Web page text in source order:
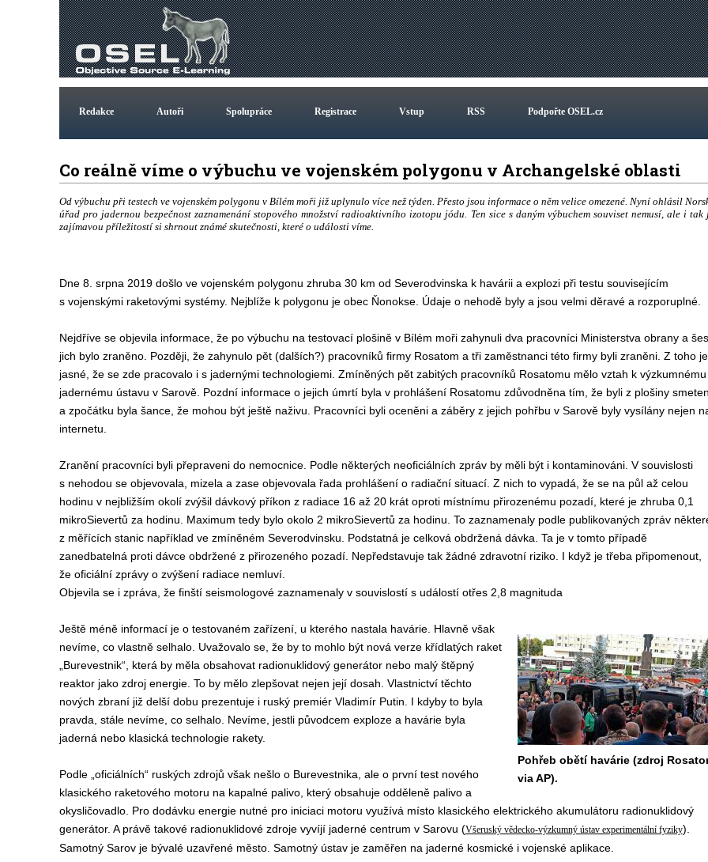
Redakce Autoři Spolupráce Registrace Vstup RSS Podpořte OSEL.cz
Co reálně víme o výbuchu ve vojenském polygonu v Archangelské oblasti
Od výbuchu při testech ve vojenském polygonu v Bílém moři již uplynulo více než týden. Přesto jsou informace o něm velice omezené. Nyní ohlásil
úřad pro jadernou bezpečnost zaznamenání stopového množství radioaktivního izotopu jódu. Ten sice s daným výbuchem souviset nemusí, ale i tak
zajímavou příležitostí si shrnout známé skutečnosti, které o události víme.
Dne 8. srpna 2019 došlo ve vojenském polygonu zhruba 30 km od Severodvinska k havárii a explozi při testu souvisejícím
s vojenskými raketovými systémy. Nejblíže k polygonu je obec Ňonokse. Údaje o nehodě byly a jsou velmi děravé a rozporuplné.
Nejdříve se objevila informace, že po výbuchu na testovací plošině v Bílém moři zahynuli dva pracovníci Ministerstva obrany a
jich bylo zraněno. Později, že zahynulo pět (dalších?) pracovníků firmy Rosatom a tři zaměstnanci této firmy byli zraněni. Z toho je
jasné, že se zde pracovalo i s jadernými technologiemi. Zmíněných pět zabitých pracovníků Rosatomu mělo vztah k výzkumnému
jadernému ústavu v Sarově. Pozdní informace o jejich úmrtí byla v prohlášení Rosatomu zdůvodněna tím, že byli z plošiny
a zpočátku byla šance, že mohou být ještě naživu. Pracovníci byli oceněni a záběry z jejich pohřbu v Sarově byly vysílány nejen
internetu.
Zranění pracovníci byli přepraveni do nemocnice. Podle některých neoficiálních zpráv by měli být i kontaminováni. V souvislosti
s nehodou se objevovala, mizela a zase objevovala řada prohlášení o radiační situací. Z nich to vypadá, že se na půl až celou
hodinu v nejbližším okolí zvýšil dávkový příkon z radiace 16 až 20 krát oproti místnímu přirozenému pozadí, které je zhruba 0,1
mikroSievertů za hodinu. Maximum tedy bylo okolo 2 mikroSievertů za hodinu. To zaznamenaly podle publikovaných zpráv
z měřících stanic například ve zmíněném Severodvinsku. Podstatná je celková obdržená dávka. Ta je v tomto případě
zanedbatelná proti dávce obdržené z přirozeného pozadí. Nepředstavuje tak žádné zdravotní riziko. I když je třeba připomenout,
že oficiální zprávy o zvýšení radiace nemluví.
Objevila se i zpráva, že finští seismologové zaznamenaly v souvislostí s událostí otřes 2,8 magnituda
Pohřeb obětí havárie (zdroj
via AP).
Ještě méně informací je o testovaném zařízení, u kterého nastala havárie. Hlavně však
nevíme, co vlastně selhalo. Uvažovalo se, že by to mohlo být nová verze křídlatých raket
„Burevestnik“, která by měla obsahovat radionuklidový generátor nebo malý štěpný
reaktor jako zdroj energie. To by mělo zlepšovat nejen její dosah. Vlastnictví těchto
nových zbraní již delší dobu prezentuje i ruský premiér Vladimír Putin. I kdyby to byla
pravda, stále nevíme, co selhalo. Nevíme, jestli původcem exploze a havárie byla
jaderná nebo klasická technologie rakety.
Podle „oficiálních“ ruských zdrojů však nešlo o Burevestnika, ale o první test nového
klasického raketového motoru na kapalné palivo, který obsahuje odděleně palivo a
okysličovadlo. Pro dodávku energie nutné pro iniciaci motoru využívá místo klasického elektrického akumulátoru radionuklidový
generátor. A právě takové radionuklidové zdroje vyvíjí jaderné centrum v Sarovu (Všeruský vědecko-výzkumný ústav experimentální fyziky).
Samotný Sarov je bývalé uzavřené město. Samotný ústav je zaměřen na jaderné kosmické i vojenské aplikace.